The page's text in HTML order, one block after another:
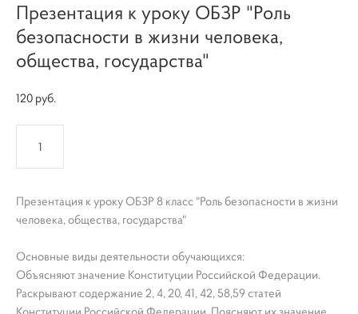
Презентация к уроку ОБЗР "Роль
безопасности в жизни человека,
общества, государства"
120 pуб.
Презентация к уроку ОБЗР 8 класс "Роль безопасности в жизни
человека, общества, государства"
Основные виды деятельности обучающихся:
Объясняют значение Конституции Российской Федерации.
Раскрывают содержание 2, 4, 20, 41, 42, 58,59 статей